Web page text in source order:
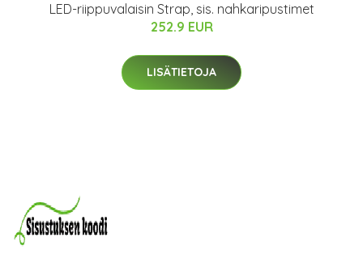
LED-riippuvalaisin Strap, sis. nahkaripustimet
252.9 EUR
LISÄTIETOJA